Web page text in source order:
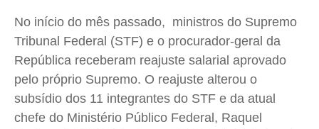
No início do mês passado, ministros do Supremo
Tribunal Federal (STF) e o procurador-geral da
República receberam reajuste salarial aprovado
pelo próprio Supremo. O reajuste alterou o
subsídio dos 11 integrantes do STF e da atual
chefe do Ministério Público Federal, Raquel